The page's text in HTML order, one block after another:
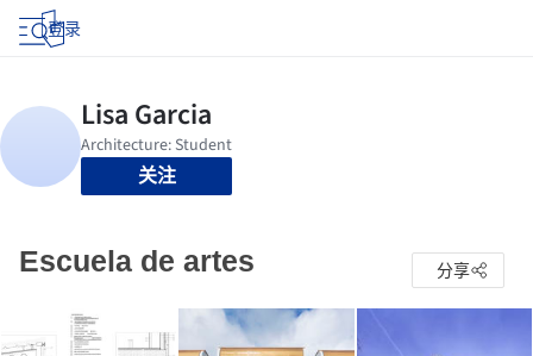
登录
关注
Escuela de artes 分享